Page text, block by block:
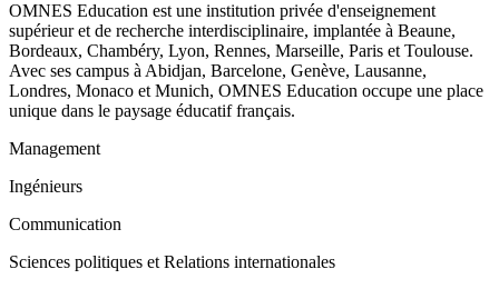
OMNES Education est une institution privée d'enseignement
supérieur et de recherche interdisciplinaire, implantée à Beaune,
Bordeaux, Chambéry, Lyon, Rennes, Marseille, Paris et Toulouse.
Avec ses campus à Abidjan, Barcelone, Genève, Lausanne,
Londres, Monaco et Munich, OMNES Education occupe une place
unique dans le paysage éducatif français.
Management
Ingénieurs
Communication
Sciences politiques et Relations internationales